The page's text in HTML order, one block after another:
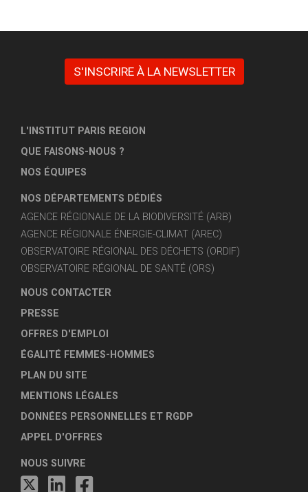
S'INSCRIRE À LA NEWSLETTER
L'INSTITUT PARIS REGION
QUE FAISONS-NOUS ?
NOS ÉQUIPES
NOS DÉPARTEMENTS DÉDIÉS
AGENCE RÉGIONALE DE LA BIODIVERSITÉ (ARB)
AGENCE RÉGIONALE ÉNERGIE-CLIMAT (AREC)
OBSERVATOIRE RÉGIONAL DES DÉCHETS (ORDIF)
OBSERVATOIRE RÉGIONAL DE SANTÉ (ORS)
NOUS CONTACTER
PRESSE
OFFRES D'EMPLOI
ÉGALITÉ FEMMES-HOMMES
PLAN DU SITE
MENTIONS LÉGALES
DONNÉES PERSONNELLES ET RGDP
APPEL D'OFFRES
NOUS SUIVRE